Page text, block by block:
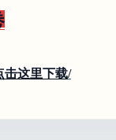
击这里下载/